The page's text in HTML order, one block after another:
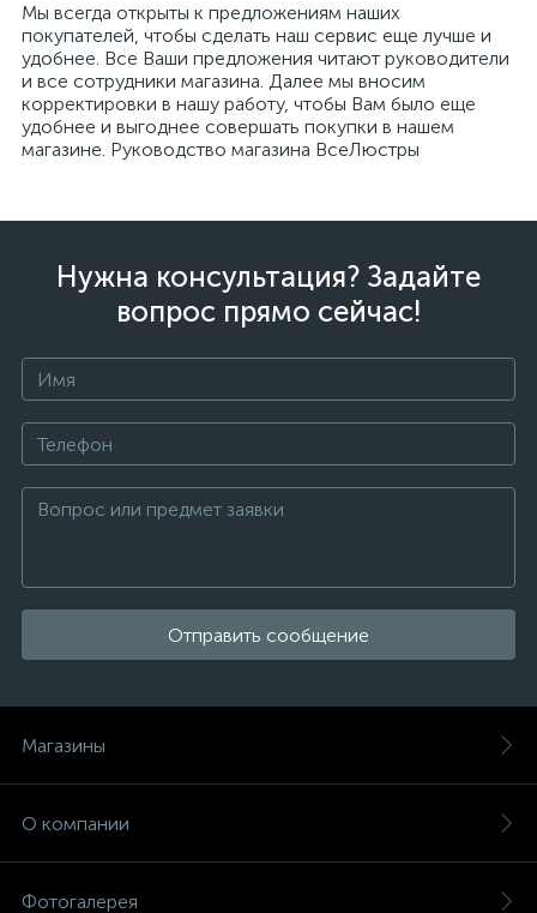
Мы всегда открыты к предложениям наших
покупателей, чтобы сделать наш сервис еще лучше и
удобнее. Все Ваши предложения читают руководители
и все сотрудники магазина. Далее мы вносим
корректировки в нашу работу, чтобы Вам было еще
удобнее и выгоднее совершать покупки в нашем
магазине. Руководство магазина ВсеЛюстры
Нужна консультация? Задайте
вопрос прямо сейчас!
Отправить сообщение
Магазины
О компании
Фотогалерея